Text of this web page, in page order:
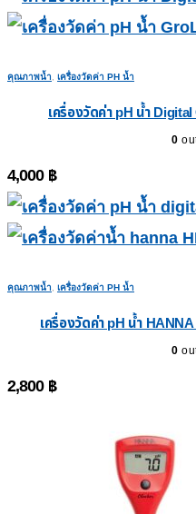
คุณภาพน้ำ เครื่องวัดค่า PH น้ำ
เครื่องวัดค่า pH น้ำ
0
4,000฿
คุณภาพน้ำ เครื่องวัดค่า PH น้ำ
เครื่องวัดค่า pH น้ำ
0
2,800฿